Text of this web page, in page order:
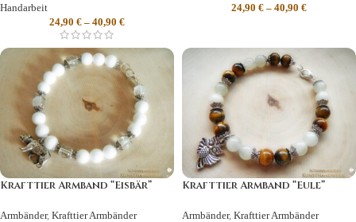
Handarbeit
24,90 € – 40,90 €
24,90 € – 40,90 €
Krafttier Armband “Eisbär”
Armbänder, Krafttier Armbänder
Krafttier Armband “Eule”
Armbänder, Krafttier Armbänder